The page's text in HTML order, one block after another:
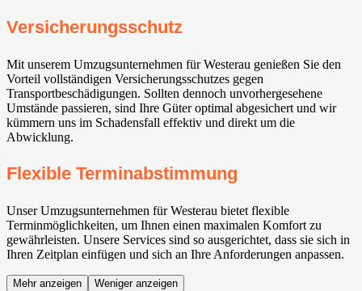
Versicherungsschutz
Mit unserem Umzugsunternehmen für Westerau genießen Sie den
Vorteil vollständigen Versicherungsschutzes gegen
Transportbeschädigungen. Sollten dennoch unvorhergesehene
Umstände passieren, sind Ihre Güter optimal abgesichert und wir
kümmern uns im Schadensfall effektiv und direkt um die
Abwicklung.
Flexible Terminabstimmung
Unser Umzugsunternehmen für Westerau bietet flexible
Terminmöglichkeiten, um Ihnen einen maximalen Komfort zu
gewährleisten. Unsere Services sind so ausgerichtet, dass sie sich in
Ihren Zeitplan einfügen und sich an Ihre Anforderungen anpassen.
Mehr anzeigen Weniger anzeigen